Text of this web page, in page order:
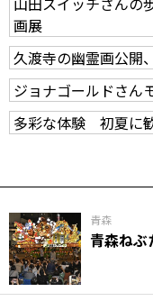
画展
久渡寺の幽霊画公開
ジョナゴールドさん
多彩な体験 初夏に
青森
青森ね